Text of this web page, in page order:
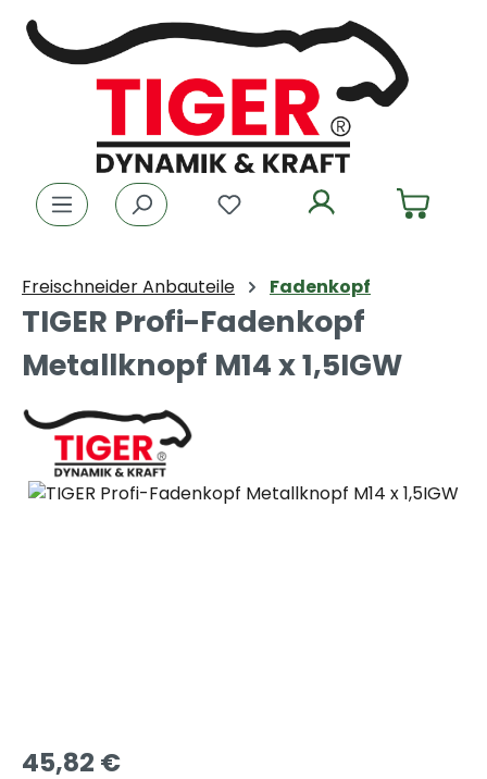
Zum Hauptinhalt springen
Du hast 0 Produkte auf
Freischneider Anbauteile Fadenkopf
TIGER Profi-Fadenkopf
Metallknopf M14 x 1,5IGW
Bildergalerie überspringen
45,82 €